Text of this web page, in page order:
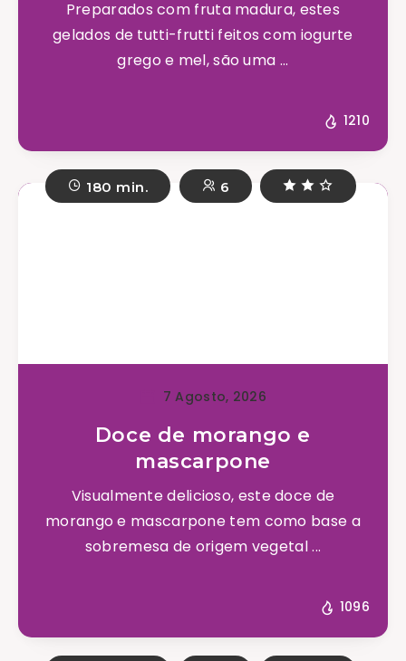
Preparados com fruta madura, estes
gelados de tutti-frutti feitos com iogurte
grego e mel, são uma ...
1210
180 min. 6
7 Agosto, 2026
Doce de morango e
mascarpone
Visualmente delicioso, este doce de
morango e mascarpone tem como base a
sobremesa de origem vegetal ...
1096